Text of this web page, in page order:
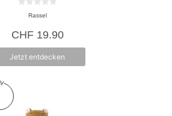
n
5
Rassel
CHF19.90
Jetzt entdecken